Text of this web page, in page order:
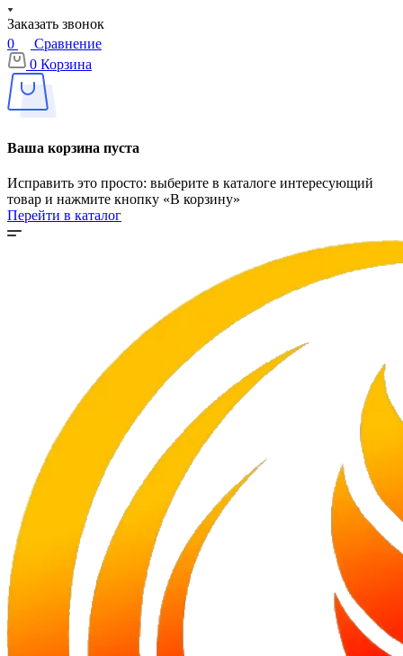
Заказать звонок
0
Сравнение
0 Корзина
Ваша корзина пуста
Исправить это просто: выберите в каталоге интересующий
товар и нажмите кнопку «В корзину»
Перейти в каталог